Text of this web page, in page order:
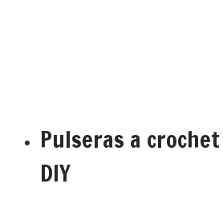
Pulseras a
DIY